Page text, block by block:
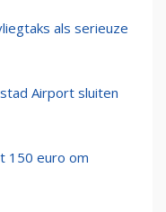
als serieuze
Airport sluiten
150 euro om